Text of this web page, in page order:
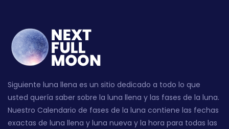
Siguiente luna llena es un sitio dedicado a todo lo que
usted quería saber sobre la luna llena y las fases de la luna.
Nuestro Calendario de fases de la luna contiene las fechas
exactas de luna llena y luna nueva y la hora para todas las